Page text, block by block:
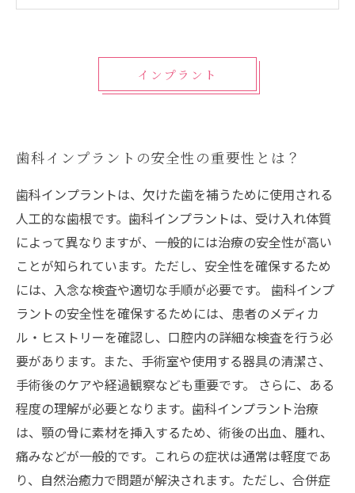
インプラント
歯科インプラントの安全性の重要性とは？
歯科インプラントは、欠けた歯を補うために使用される
人工的な歯根です。歯科インプラントは、受け入れ体質
によって異なりますが、一般的には治療の安全性が高い
ことが知られています。ただし、安全性を確保するため
には、入念な検査や適切な手順が必要です。 歯科インプ
ラントの安全性を確保するためには、患者のメディカ
ル・ヒストリーを確認し、口腔内の詳細な検査を行う必
要があります。また、手術室や使用する器具の清潔さ、
手術後のケアや経過観察なども重要です。 さらに、ある
程度の理解が必要となります。歯科インプラント治療
は、顎の骨に素材を挿入するため、術後の出血、腫れ、
痛みなどが一般的です。これらの症状は通常は軽度であ
り、自然治癒力で問題が解決されます。ただし、合併症